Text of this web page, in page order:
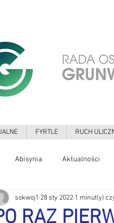
FYRTLE RUCH
Abisynia Aktualności
Edukacja Ekologia
RAZ
sokwoj1 28 sty 2022 1 minut(y)